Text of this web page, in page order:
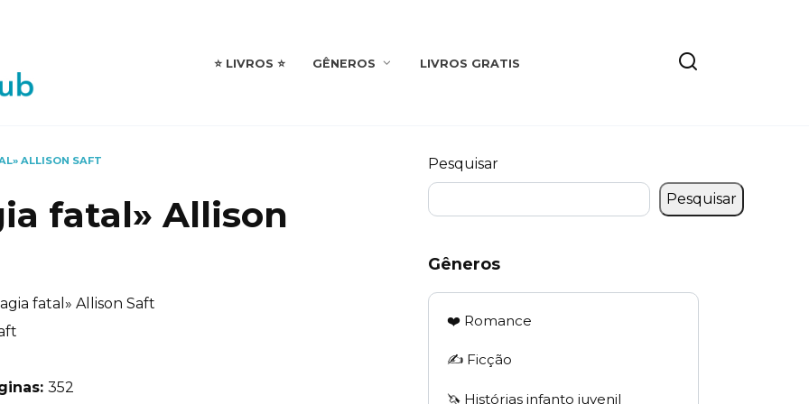
⭐️ LIVROS ⭐️ GÊNEROS LIVROS GRATIS
ALLISON SAFT
fatal» Allison
fatal» Allison Saft
352
Pesquisar
Pesquisar
Gêneros
❤️ Romance
✍️ Ficção
🦄 Histórias infanto juvenil